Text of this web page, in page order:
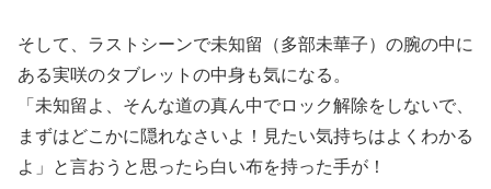
そして、ラストシーンで未知留（多部未華子）の腕の中に
ある実咲のタブレットの中身も気になる。
「未知留よ、そんな道の真ん中でロック解除をしないで、
まずはどこかに隠れなさいよ！見たい気持ちはよくわかる
よ」と言おうと思ったら白い布を持った手が！